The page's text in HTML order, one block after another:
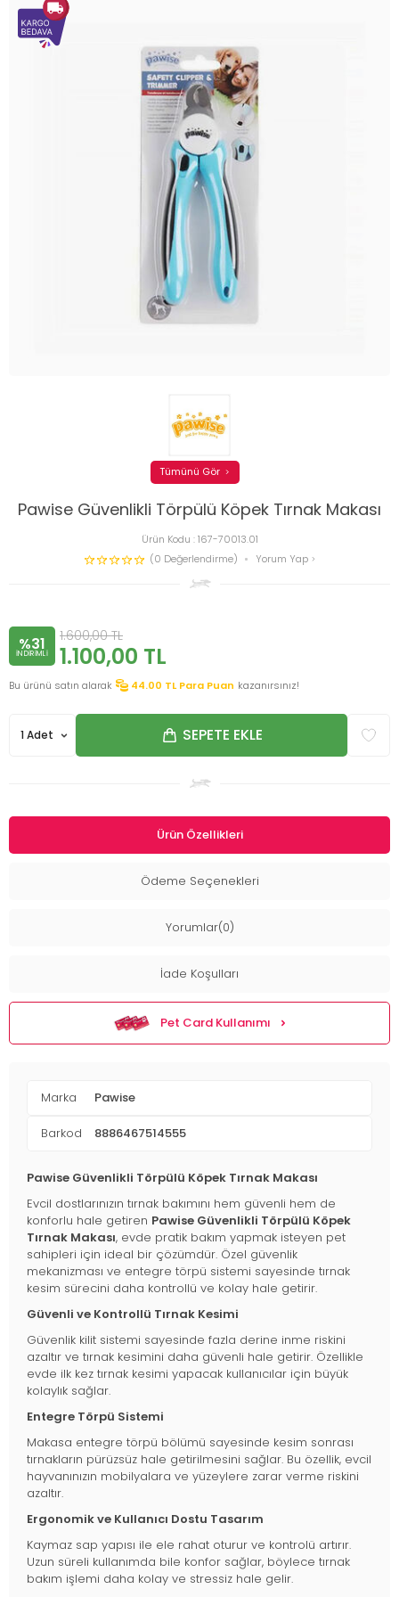
Pawise Güvenlikli Törpülü Köpek Tırnak Makası
Ürün Kodu :167-70013.01
(0 Değerlendirme)
Yorum Yap
Tümünü Gör
%31
INDIRIMLI
1.600,00TL
1.100,00 TL
Bu ürünü satın alarak 44.00 TL Para Puan kazanırsınız!
SEPETE EKLE
Ürün Özellikleri
Ödeme Seçenekleri
Yorumlar(0)
İade Koşulları
Pet Card Kullanımı
Marka Pawise
Barkod 8886467514555
Pawise Güvenlikli Törpülü Köpek Tırnak Makası
Evcil dostlarınızın tırnak bakımını hem güvenli hem de
konforlu hale getiren Pawise Güvenlikli Törpülü Köpek
Tırnak Makası, evde pratik bakım yapmak isteyen pet
sahipleri için ideal bir çözümdür. Özel güvenlik
mekanizması ve entegre törpü sistemi sayesinde tırnak
kesim sürecini daha kontrollü ve kolay hale getirir.
Güvenli ve Kontrollü Tırnak Kesimi
Güvenlik kilit sistemi sayesinde fazla derine inme riskini
azaltır ve tırnak kesimini daha güvenli hale getirir. Özellikle
evde ilk kez tırnak kesimi yapacak kullanıcılar için büyük
kolaylık sağlar.
Entegre Törpü Sistemi
Makasa entegre törpü bölümü sayesinde kesim sonrası
tırnakların pürüzsüz hale getirilmesini sağlar. Bu özellik, evcil
hayvanınızın mobilyalara ve yüzeylere zarar verme riskini
azaltır.
Ergonomik ve Kullanıcı Dostu Tasarım
Kaymaz sap yapısı ile ele rahat oturur ve kontrolü artırır.
Uzun süreli kullanımda bile konfor sağlar, böylece tırnak
bakım işlemi daha kolay ve stressiz hale gelir.